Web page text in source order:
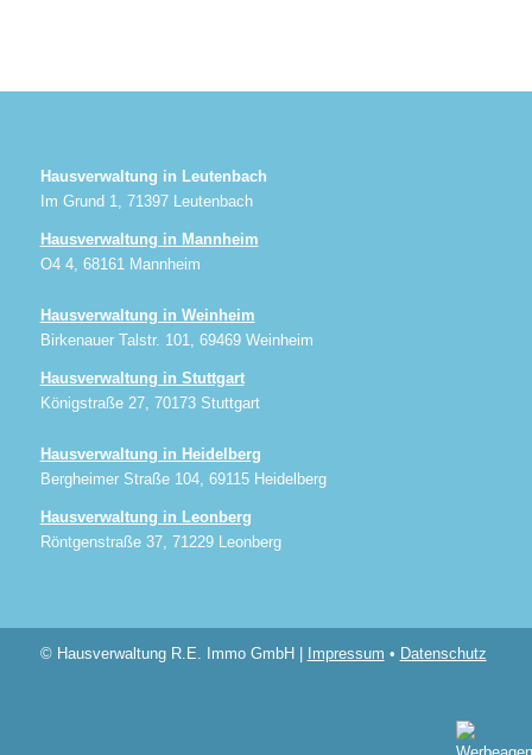
Hausverwaltung in Leutenbach
Im Grund 1, 71397 Leutenbach
Hausverwaltung in Mannheim
O4 4, 68161 Mannheim
Hausverwaltung in Weinheim
Birkenauer Talstr. 101, 69469 Weinheim
Hausverwaltung in Stuttgart
Königstraße 27, 70173 Stuttgart
Hausverwaltung in Heidelberg
Bergheimer Straße 104, 69115 Heidelberg
Hausverwaltung in Leonberg
Röntgenstraße 37, 71229 Leonberg
© Hausverwaltung R.E. Immo GmbH | Impressum • Datenschutz